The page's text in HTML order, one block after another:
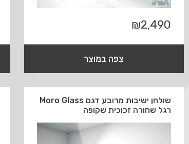
₪2,490
צפה במוצר
שולחן ישיבות מרובע דגם Moro Glass
רגל שחורה זכוכית שקופה